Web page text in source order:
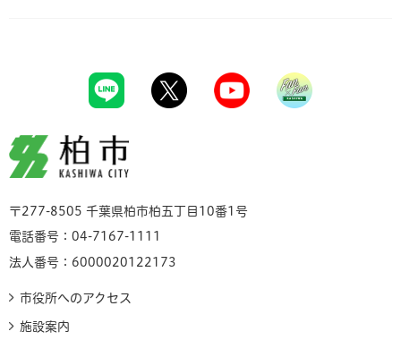
柏市
〒277-8505 千葉県柏市柏五丁目10番1号
電話番号：04-7167-1111
法人番号：6000020122173
市役所へのアクセス
施設案内